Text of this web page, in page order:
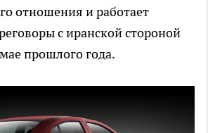
отношения и работает
с иранской стороной
прошлого года.